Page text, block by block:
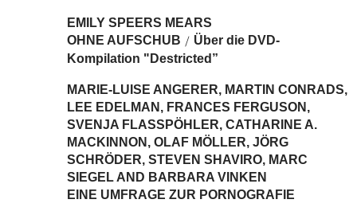
EMILY SPEERS MEARS
OHNE AUFSCHUB / Über die DVD-
Kompilation "Destricted”
MARIE-LUISE ANGERER, MARTIN CONRADS,
LEE EDELMAN, FRANCES FERGUSON,
SVENJA FLASSPÖHLER, CATHARINE A.
MACKINNON, OLAF MÖLLER, JÖRG
SCHRÖDER, STEVEN SHAVIRO, MARC
SIEGEL AND BARBARA VINKEN
EINE UMFRAGE ZUR PORNOGRAFIE